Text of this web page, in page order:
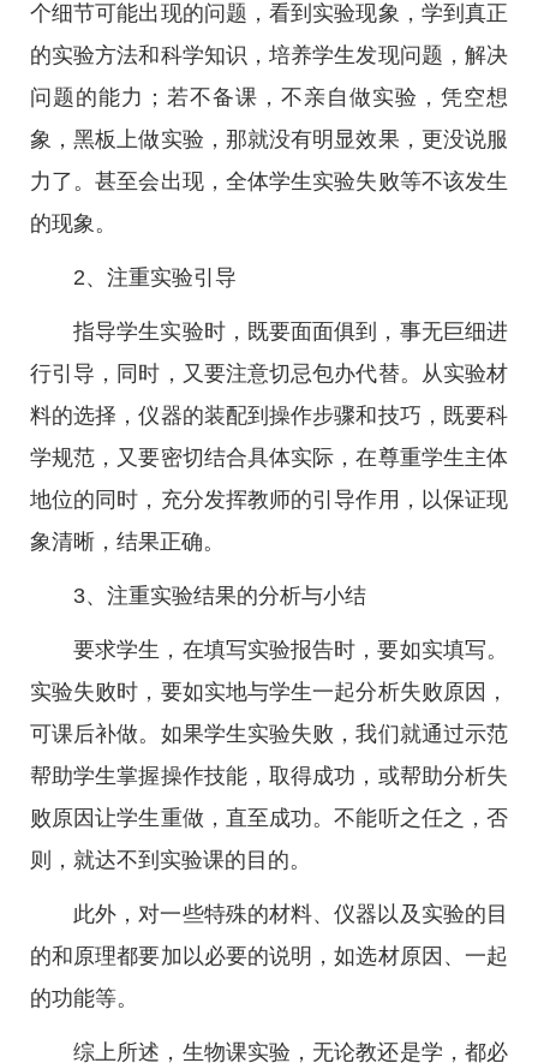
个细节可能出现的问题，看到实验现象，学到真正
的实验方法和科学知识，培养学生发现问题，解决
问题的能力；若不备课，不亲自做实验，凭空想
象，黑板上做实验，那就没有明显效果，更没说服
力了。甚至会出现，全体学生实验失败等不该发生
的现象。
2、注重实验引导
指导学生实验时，既要面面俱到，事无巨细进
行引导，同时，又要注意切忌包办代替。从实验材
料的选择，仪器的装配到操作步骤和技巧，既要科
学规范，又要密切结合具体实际，在尊重学生主体
地位的同时，充分发挥教师的引导作用，以保证现
象清晰，结果正确。
3、注重实验结果的分析与小结
要求学生，在填写实验报告时，要如实填写。
实验失败时，要如实地与学生一起分析失败原因，
可课后补做。如果学生实验失败，我们就通过示范
帮助学生掌握操作技能，取得成功，或帮助分析失
败原因让学生重做，直至成功。不能听之任之，否
则，就达不到实验课的目的。
此外，对一些特殊的材料、仪器以及实验的目
的和原理都要加以必要的说明，如选材原因、一起
的功能等。
综上所述，生物课实验，无论教还是学，都必